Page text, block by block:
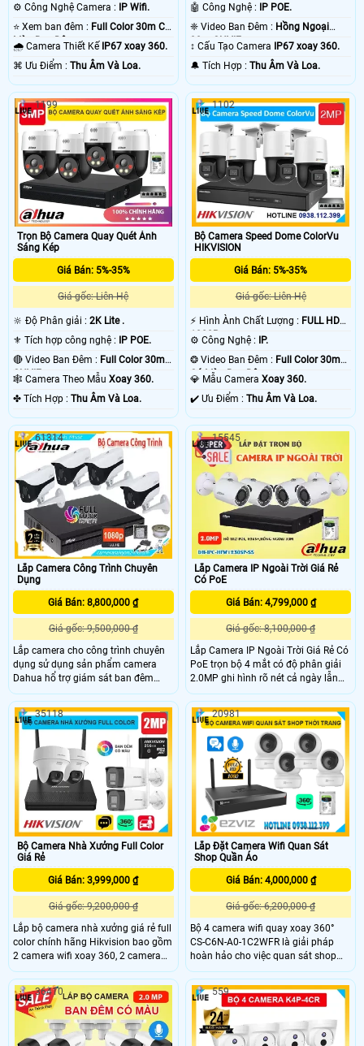
⚙ Công Nghệ Camera :
IP Wifi.
⭐ Xem ban đêm : Full Color 30m Có
Màu Ban Ðêm.
🌧️ Camera Thiết Kế IP67 xoay 360.
️⌘ Ưu Điểm : Thu Âm Và Loa.
🤖️ Công Nghệ :
IP POE.
❈ Video Ban Đêm : Hồng Ngoại
30m ONVIF.
↕️ Cấu Tạo Camera
IP67 xoay 360.
️🔔 Tích Hợp :Thu Âm Và Loa.
Trọn Bộ Camera Quay Quét Ánh
Sáng Kép
Giá Bán: 5%-35%
Giá gốc: Liên Hệ
🔆 Độ Phân giải : 2K Lite .
⚜️ Tích hợp công nghệ :
IP POE.
🔴 Video Ban Đêm : Full Color 30m
ONVIF.🕸️ Camera Theo Mẫu Xoay 360.
️✤ Tích Hợp : Thu Âm Và Loa.
1199
Bộ Camera Speed Dome ColorVu
HIKVISION
Giá Bán: 5%-35%
Giá gốc: Liên Hệ
️⚡ Hình Ành Chất Lượng : FULL HD
1080P .
⚙ Công Nghệ :
IP.
❂ Video Ban Đêm : Full Color 30m
Có Màu Ban Ðêm.
💎 Mẫu CameraXoay 360.
️✔️ Ưu Điểm :Thu Âm Và Loa.
1102
Lắp Camera Công Trình Chuyên
Dụng
Giá Bán: 8,800,000 ₫
Giá gốc: 9,500,000 ₫
Lắp camera cho công trình chuyên
dụng sử dụng sản phẩm camera
Dahua hổ trợ giám sát ban đêm
màu sắc 40m công nghệ camera Ip
hình ảnh sắt nét cùng dịch vụ lắp
camera công trình uy tín An Thành
Phát đây là gói camera chất lượng
mang lại hiệu quả giám sát chống
trộm tốt nhất cho công trình.
61314
Lắp Camera IP Ngoài Trời Giá Rẻ
Có PoE
Giá Bán: 4,799,000 ₫
Giá gốc: 8,100,000 ₫
Lắp Camera IP Ngoài Trời Giá Rẻ Có
PoE trọn bộ 4 mắt có độ phân giải
2.0MP ghi hình rõ nét cả ngày lẫn
đêm nhờ tích hợp công nghệ hồng
ngoại ban đêm 30m, camera ngoài
trời giá rẻ này còn có khả năng hoạt
động ngoài trời mạnh mẽ chống
nước bụi bẩn hiệu quả phù hợp lắp
đặt cho nhà xưởng, kho hàng, công
trình ngoài trời, . .
15545
Bộ Camera Nhà Xưởng Full Color
Giá Rẻ
Giá Bán: 3,999,000 ₫
Giá gốc: 9,200,000 ₫
Lắp bộ camera nhà xưởng giá rẻ full
color chính hãng Hikvision bao gồm
2 camera wifi xoay 360, 2 camera
wifi thân dài giám sát hình ảnh Full
HD 1080P siêu nét, hỗ trợ có màu
ban đêm bảo vệ an ninh hiệu quả
cho nhà xưởng với các tính năng
hiện đại như phát hiện phân biệt
người/phương tiện, đàm thoại 2
35118
Lắp Đặt Camera Wifi Quan Sát
Shop Quần Áo
Giá Bán: 4,000,000 ₫
Giá gốc: 6,200,000 ₫
Bộ 4 camera wifi quay xoay 360°
CS-C6N-A0-1C2WFR là giải pháp
hoàn hảo cho việc quan sát shop
thời trang của bạn. Với khả năng
quay xoay toàn cảnh, độ phân giải
cao, và kết nối wifi tiện lợi, bộ
camera này giúp bạn theo dõi hoạt
động của cửa hàng mọi lúc mọi nơi,
đảm bảo an ninh hiệu quả.
20981
36410 559